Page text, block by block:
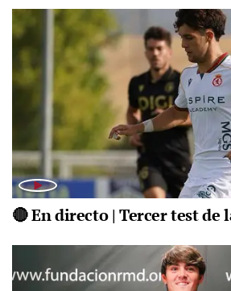
🔴 En directo | Tercer test de